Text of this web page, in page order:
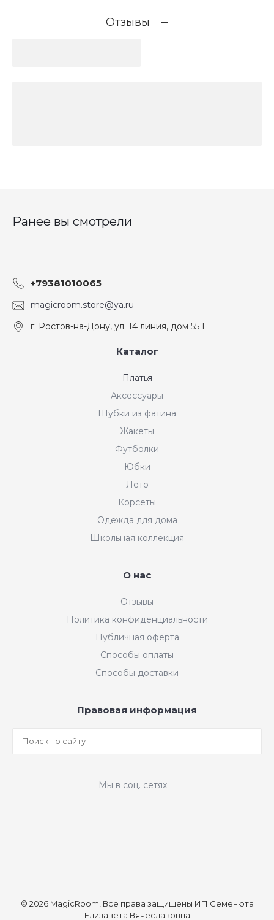
Отзывы
Ранее вы смотрели
+79381010065
magicroom.store@ya.ru
г. Ростов-на-Дону, ул. 14 линия, дом 55 Г
Каталог
Платья
Аксессуары
Шубки из фатина
Жакеты
Футболки
Юбки
Лето
Корсеты
Одежда для дома
Школьная коллекция
О нас
Отзывы
Политика конфиденциальности
Публичная оферта
Способы оплаты
Способы доставки
Правовая информация
Мы в соц. сетях
© 2026 MagicRoom, Все права защищены ИП Семенюта
Елизавета Вячеславовна